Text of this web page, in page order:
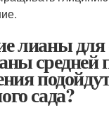
лианы для
средней
сада?